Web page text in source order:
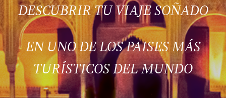
DESCUBRIR TU VIAJE SOÑADO
EN UNO DE LOS PAISES MÁS
TURÍSTICOS DEL MUNDO